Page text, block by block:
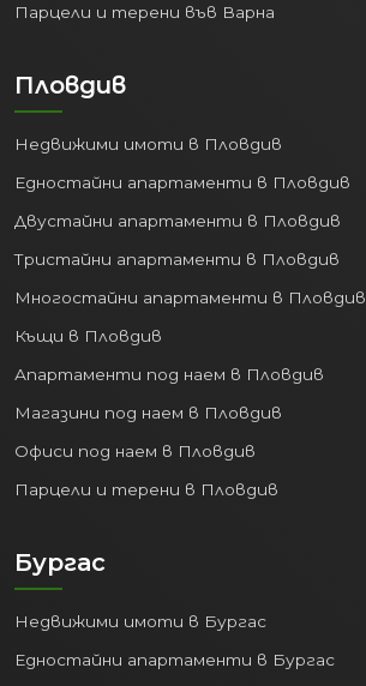
Парцели и терени във Варна
Пловдив
Недвижими имоти в Пловдив
Едностайни апартаменти в Пловдив
Двустайни апартаменти в Пловдив
Тристайни апартаменти в Пловдив
Многостайни апартаменти в Пловдив
Къщи в Пловдив
Апартаменти под наем в Пловдив
Магазини под наем в Пловдив
Офиси под наем в Пловдив
Парцели и терени в Пловдив
Бургас
Недвижими имоти в Бургас
Едностайни апартаменти в Бургас